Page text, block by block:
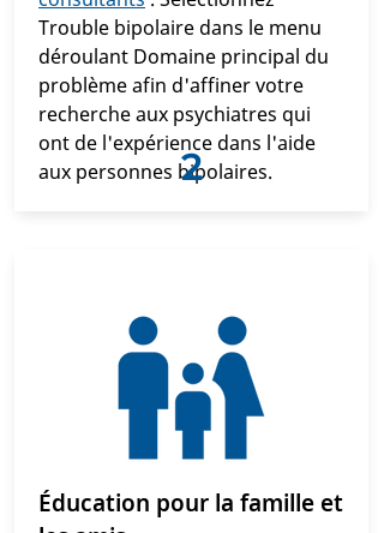
Trouble bipolaire dans le menu
déroulant Domaine principal du
problème afin d'affiner votre
recherche aux psychiatres qui
ont de l'expérience dans l'aide
aux personnes bipolaires.
Éducation pour la famille et
2